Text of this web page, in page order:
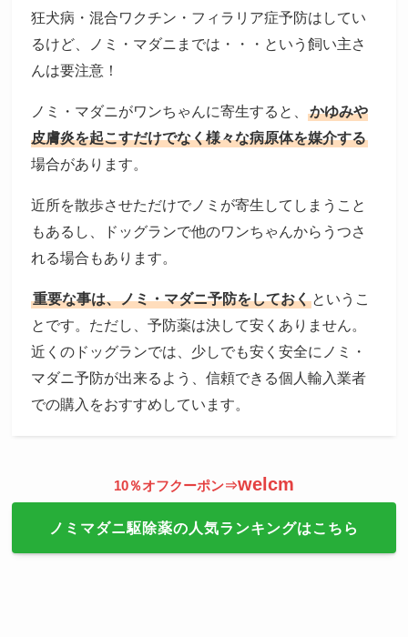
狂犬病・混合ワクチン・フィラリア症予防はしてい
るけど、ノミ・マダニまでは・・・という飼い主さ
んは要注意！
ノミ・マダニがワンちゃんに寄生すると、
かゆみや
皮膚炎を起こすだけでなく様々な病原体を媒介する
場合があります。
近所を散歩させただけでノミが寄生してしまうこと
もあるし、ドッグランで他のワンちゃんからうつさ
れる場合もあります。
重要な事は、ノミ・マダニ予防をしておくというこ
とです。ただし、予防薬は決して安くありません。
近くのドッグランでは、少しでも安く安全にノミ・
マダニ予防が出来るよう、信頼できる個人輸入業者
での購入をおすすめしています。
10％オフクーポン⇒welcm
ノミマダニ駆除薬の人気ランキングはこちら